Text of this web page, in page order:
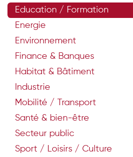
Education / Formation
Energie
Environnement
Finance & Banques
Habitat & Bâtiment
Industrie
Mobilité / Transport
Santé & bien-être
Secteur public
Sport / Loisirs / Culture